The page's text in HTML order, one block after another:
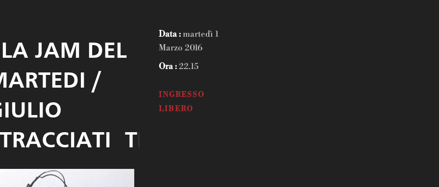
Data :martedì 1
Marzo 2016
Ora :22.15
INGRESSO
LIBERO
JAM DEL
/
TRIO